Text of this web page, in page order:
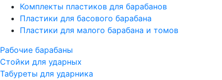
Комплекты пластиков для барабанов
Пластики для басового барабана
Пластики для малого барабана и томов
Рабочие барабаны
Стойки для ударных
Табуреты для ударника